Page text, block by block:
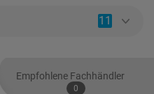
11
Empfohlene Fachhändler
0